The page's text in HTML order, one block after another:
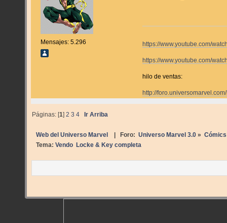
Mensajes: 5.296 https://www.youtube.com/
https://www.youtube.com/
hilo de ventas:
http://
Páginas: [1]2 3 4 Ir Arriba
Web del Universo Marvel | Foro: Universo Marvel 3.0» Cómics
Tema: Vendo  Locke & Key completa